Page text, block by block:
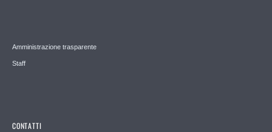
Amministrazione trasparente
Staff
CONTATTI